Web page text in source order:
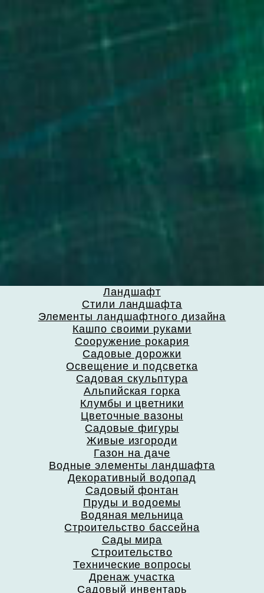
Ландшафт
Стили ландшафта
Элементы ландшафтного дизайна
Кашпо своими руками
Сооружение рокария
Садовые дорожки
Освещение и подсветка
Садовая скульптура
Альпийская горка
Клумбы и цветники
Цветочные вазоны
Садовые фигуры
Живые изгороди
Газон на даче
Водные элементы ландшафта
Декоративный водопад
Садовый фонтан
Пруды и водоемы
Водяная мельница
Строительство бассейна
Сады мира
Строительство
Технические вопросы
Дренаж участка
Садовый инвентарь